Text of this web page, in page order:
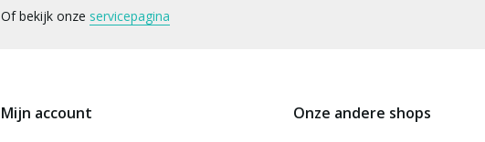
Of bekijk onze servicepagina
Mijn account Onze andere shops